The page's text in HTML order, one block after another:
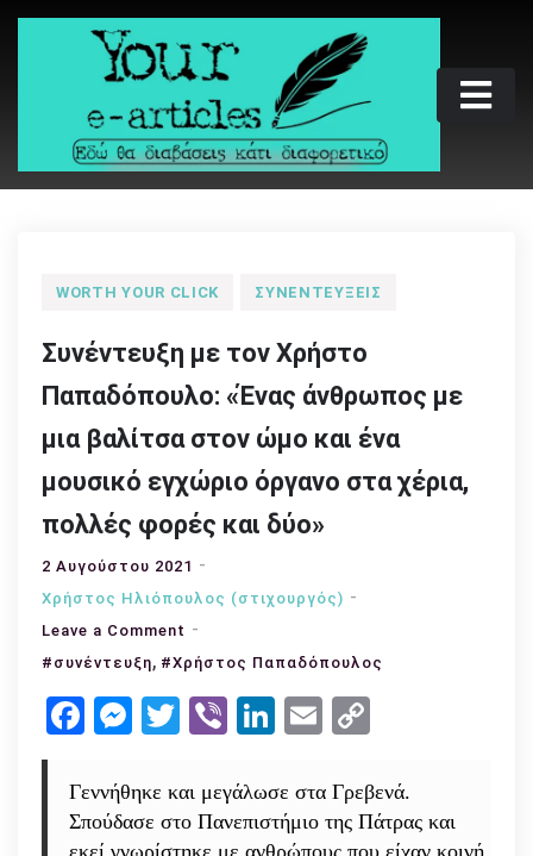
Skip
Your e-articles
Εδώ θα διαβάσεις κάτι διαφορετικό
WORTH YOUR CLICK ΣΥΝΕΝΤΕΎΞΕΙΣ
Συνέντευξη με τον Χρήστο
Παπαδόπουλο: «Ένας άνθρωπος με
μια βαλίτσα στον ώμο και ένα
μουσικό εγχώριο όργανο στα χέρια,
πολλές φορές και δύο»
2 Αυγούστου 2021
Χρήστος Ηλιόπουλος (στιχουργός)
Leave a Comment on
Συνέντευξη
τον
«Ένας
#συνέντευξη, #Χρήστος Παπαδόπουλος
Facebook
Messenger
Twitter
ViberLinkedIn
Email
Γεννήθηκε και μεγάλωσε στα Γρεβενά.
Σπούδασε στο Πανεπιστήμιο της Πάτρας και